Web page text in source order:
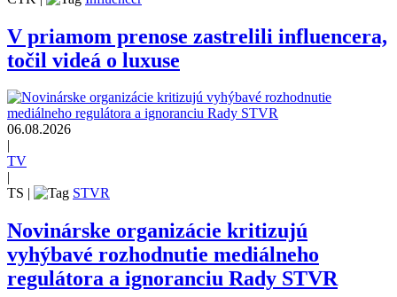
V priamom prenose zastrelili influencera,
točil videá o luxuse
06.08.2026
TV
TS
STVR
Novinárske organizácie kritizujú
vyhýbavé rozhodnutie mediálneho
regulátora a ignoranciu Rady STVR